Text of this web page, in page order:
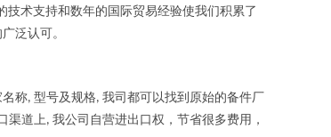
术支持和数年的国际贸易经验使我们积累了
泛认可。
名称, 型号及规格, 我司都可以找到原始的备件厂
渠道上, 我公司自营进出口权，节省很多费用，